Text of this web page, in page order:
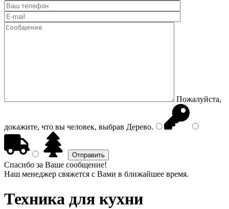
Пожалуйста,
докажите, что вы человек, выбрав Дерево.
Спасибо за Ваше сообщение!
Наш менеджер свяжется с Вами в ближайшее время.
Техника для кухни